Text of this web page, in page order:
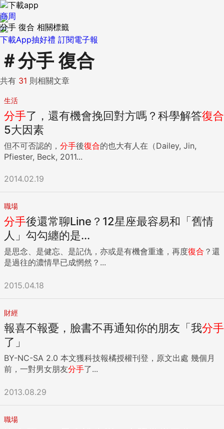
下載App抽好禮 訂閱電子報
商周
分手 復合 相關標籤
＃分手 復合
共有 31 則相關文章
生活
分手了，還有機會挽回對方嗎？科學解答復合
5大因素
但不可否認的， 分手後復合的也大有人在（Dailey, Jin,
Pfiester, Beck, 2011...
2014.02.19
職場
分手後還常聊Line？12星座最容易和「舊情
人」勾勾纏的是...
是思念、是健忘、是記仇，亦或是有機會重逢，再度復合 ？還
是過往的濃情早已成惘然？...
2015.04.18
財經
報喜不報憂，臉書不再通知你的朋友「我分手
了」
BY-NC-SA 2.0 本文獲科技報橘授權刊登，原文出處 幾個月
前，一對男女朋友分手了...
2013.08.29
職場